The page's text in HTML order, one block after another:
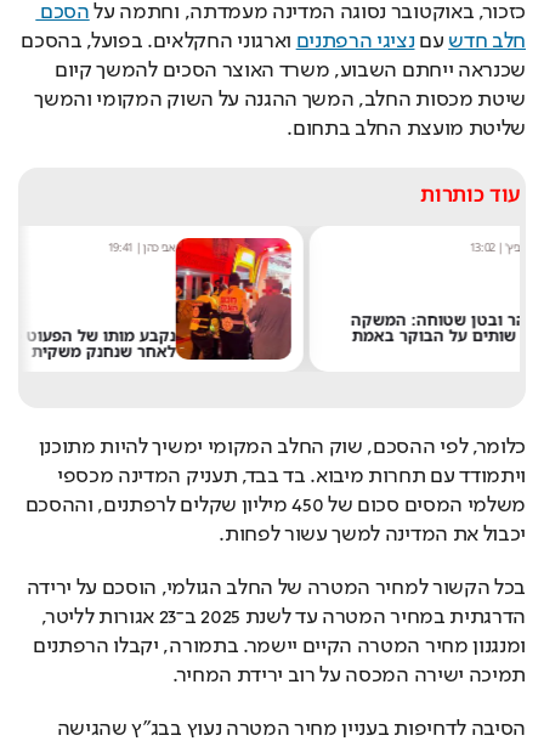
כזכור, באוקטובר נסוגה המדינה מעמדתה, וחתמה על
הסכם
חלב חדש עם נציגי הרפתנים
וארגוני החקלאים. בפועל, בהסכם
שכנראה ייחתם השבוע, משרד האוצר הסכים להמשך קיום
שיטת מכסות החלב, המשך ההגנה על השוק המקומי והמשך
שליטת מועצת החלב בתחום.
עוד כותרות
19:41
נקבע מותו של הפעוט מבני ברק
לאחר שנחנק משקית
כלומר, לפי ההסכם, שוק החלב המקומי ימשיך להיות מתוכנן
ויתמודד עם תחרות מיבוא. בד בבד, תעניק המדינה מכספי
משלמי המסים סכום של 450 מיליון שקלים לרפתנים, וההסכם
יכבול את המדינה למשך עשור לפחות.
בכל הקשור למחיר המטרה של החלב הגולמי, הוסכם על ירידה
הדרגתית במחיר המטרה עד לשנת 2025 ב־23 אגורות לליטר,
ומנגנון מחיר המטרה הקיים יישמר. בתמורה, יקבלו הרפתנים
תמיכה ישירה המכסה על רוב ירידת המחיר.
הסיבה לדחיפות בעניין מחיר המטרה נעוץ בבג"ץ שהגישה